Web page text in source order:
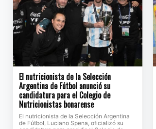
El nutricionista de la Selección
Argentina de Fútbol anunció su
candidatura para el Colegio de
Nutricionistas bonarense
El nutricionista de la Selección Argentina
de Fútbol, Luciano Spena, oficializó su